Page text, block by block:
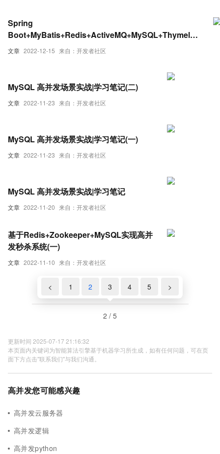
文章 2022-12-15 来自：开发者社区
Spring
Boot+MyBatis+Redis+ActiveMQ+MySQL+Thymeleaf
实现简单的高并发点赞功能（上）
文章 2022-11-23 来自：开发者社区
MySQL 高并发场景实战|学习笔记(二)
文章 2022-11-23 来自：开发者社区
MySQL 高并发场景实战|学习笔记(一)
文章 2022-11-20 来自：开发者社区
MySQL 高并发场景实战|学习笔记
文章 2022-11-10 来自：开发者社区
基于Redis+Zookeeper+MySQL实现高并
发秒杀系统(一)
< 1 2 3 4 5 >
2 / 5
更新时间 2025-07-17 21:16:32
本页面内关键词为智能算法引擎基于机器学习所生成，如有任何问题，可在页
面下方点击"联系我们"与我们沟通。
高并发您可能感兴趣
高并发云服务器
高并发逻辑
高并发python